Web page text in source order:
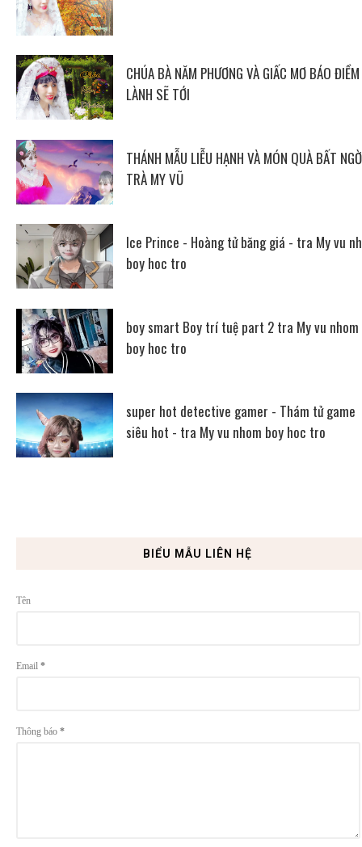
CHÚA BÀ NĂM PHƯƠNG VÀ GIẤC MƠ BÁO ĐIỀM
LÀNH SẼ TỚI
THÁNH MẪU LIỄU HẠNH VÀ MÓN QUÀ BẤT
TRÀ MY VŨ
Ice Prince - Hoàng tử băng giá - tra My vu
boy hoc tro
boy smart Boy trí tuệ part 2 tra My vu nhom
boy hoc tro
super hot detective gamer - Thám tử game
siêu hot - tra My vu nhom boy hoc tro
BIỂU MẪU LIÊN HỆ
Tên
Email *
Thông báo *